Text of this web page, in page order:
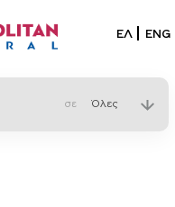
ΕΛ ENG
σε